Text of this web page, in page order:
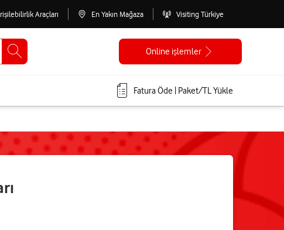
Araçları En Yakın Mağaza Visiting Türkiye
Online işlemler
Fatura Öde | Paket/TL Yükle